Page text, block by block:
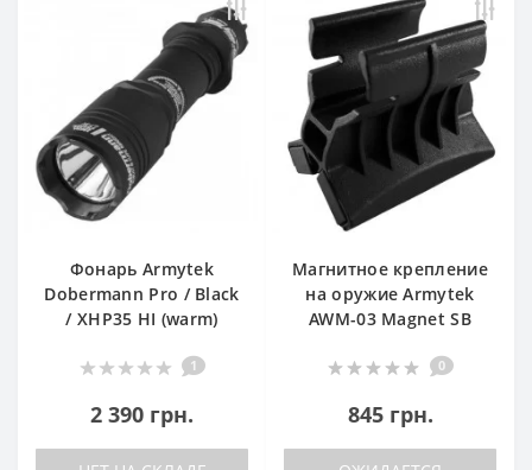
Фонарь Armytek
Dobermann Pro / Black
/ XHP35 HI (warm)
1
2 390 грн.
Магнитное крепление
на оружие Armytek
AWM-03 Magnet SB
0
845 грн.